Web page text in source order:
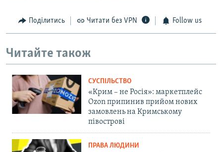
Поділитись Читати без VPN Follow us
Читайте також
СУСПІЛЬСТВО
«Крим – не Росія»: маркетплейс
Ozon припинив прийом нових
замовлень на Кримському
півострові
ПРАВА ЛЮДИНИ